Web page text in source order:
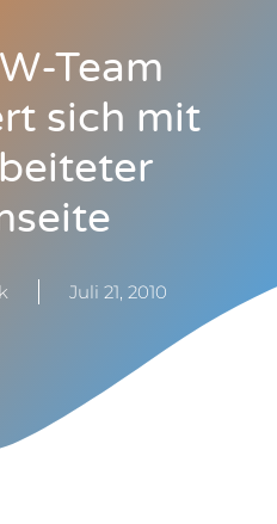
Team
sich mit
Juli 21, 2010